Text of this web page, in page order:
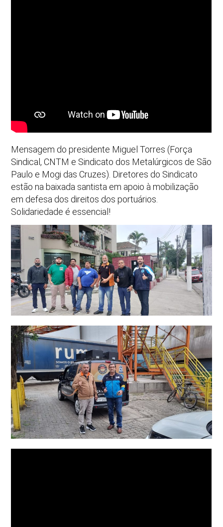
Mensagem do presidente Miguel Torres (Força
Sindical, CNTM e Sindicato dos Metalúrgicos de São
Paulo e Mogi das Cruzes). Diretores do Sindicato
estão na baixada santista em apoio à mobilização
em defesa dos direitos dos portuários.
Solidariedade é essencial!